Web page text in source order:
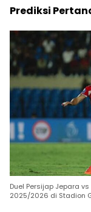
Prediksi
Duel Persijap Jepara
2025/2026 di Stadion